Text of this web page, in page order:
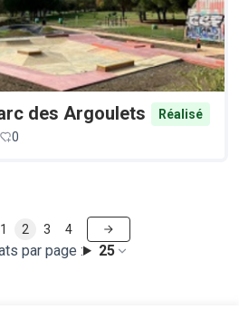
des Argoulets
Réalisé
0
par page : 25
1 2 3 4